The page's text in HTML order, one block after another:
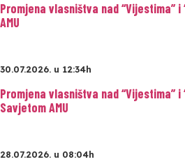
Promjena vlasništva nad “Vijestima” i
AMU
30.07.2026. u 12:34h
Promjena vlasništva nad “Vijestima” i
Savjetom AMU
28.07.2026. u 08:04h